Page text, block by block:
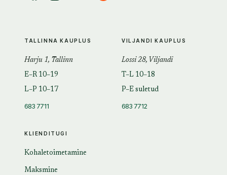
KLIENDITUGI
Kohaletoimetamine
Maksmine
TALLINNA KAUPLUS
Harju 1, Tallinn
E–R 10–19
L–P 10–17
683 7711
VILJANDI KAUPLUS
Lossi 28, Viljandi
T–L 10–18
P–E suletud
683 7712